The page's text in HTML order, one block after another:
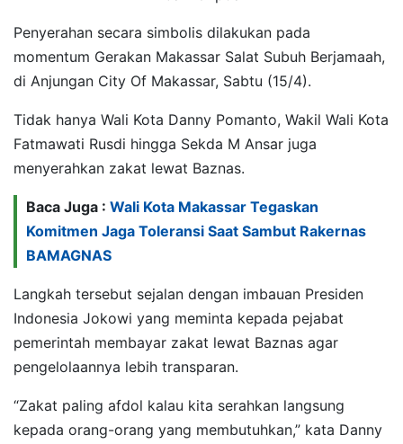
Penyerahan secara simbolis dilakukan pada
momentum Gerakan Makassar Salat Subuh Berjamaah,
di Anjungan City Of Makassar, Sabtu (15/4).
Tidak hanya Wali Kota Danny Pomanto, Wakil Wali Kota
Fatmawati Rusdi hingga Sekda M Ansar juga
menyerahkan zakat lewat Baznas.
Baca Juga : Wali Kota Makassar Tegaskan
Komitmen Jaga Toleransi Saat Sambut Rakernas
BAMAGNAS
Langkah tersebut sejalan dengan imbauan Presiden
Indonesia Jokowi yang meminta kepada pejabat
pemerintah membayar zakat lewat Baznas agar
pengelolaannya lebih transparan.
“Zakat paling afdol kalau kita serahkan langsung
kepada orang-orang yang membutuhkan,” kata Danny